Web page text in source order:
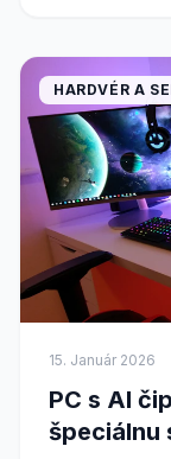
HARDVÉR A
15. Január 2026
PC s AI